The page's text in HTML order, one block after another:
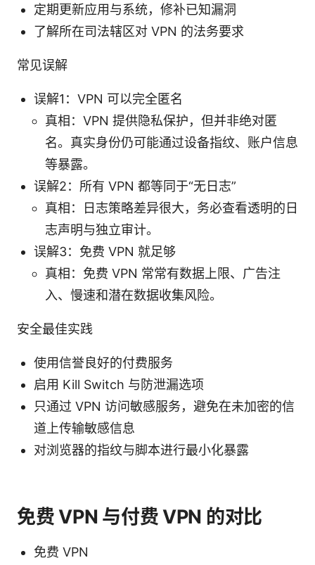
定期更新应用与系统，修补已知漏洞
了解所在司法辖区对 VPN 的法务要求
常见误解
误解1：VPN 可以完全匿名
真相：VPN 提供隐私保护，但并非绝对匿
名。真实身份仍可能通过设备指纹、账户信息
等暴露。
误解2：所有 VPN 都等同于“无日志”
真相：日志策略差异很大，务必查看透明的日
志声明与独立审计。
误解3：免费 VPN 就足够
真相：免费 VPN 常常有数据上限、广告注
入、慢速和潜在数据收集风险。
安全最佳实践
使用信誉良好的付费服务
启用 Kill Switch 与防泄漏选项
只通过 VPN 访问敏感服务，避免在未加密的信
道上传输敏感信息
对浏览器的指纹与脚本进行最小化暴露
免费 VPN 与付费 VPN 的对比
免费 VPN